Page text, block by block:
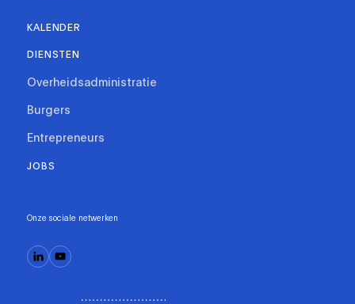
KALENDER
DIENSTEN
Overheidsadministratie
Burgers
Entrepreneurs
JOBS
Onze sociale netwerken